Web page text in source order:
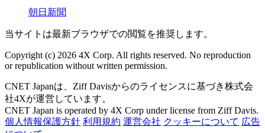
朝日新聞
当サイトは最新ブラウザでの閲覧を推奨します。
Copyright (c) 2026 4X Corp. All rights reserved. No reproduction
or republication without written permission.
CNET Japanは、Ziff Davisからのライセンスに基づき株式会
社4Xが運営しています。
CNET Japan is operated by 4X Corp under license from Ziff Davis.
個人情報保護方針 利用規約 運営会社 クッキーについて 広告